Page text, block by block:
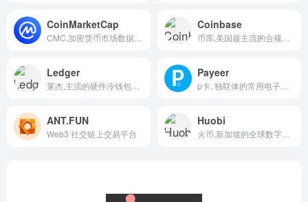
CoinMarketCap Coinbase
Ledger Payeer
ANT.FUN
Web3 社交链上交易平台
Huobi